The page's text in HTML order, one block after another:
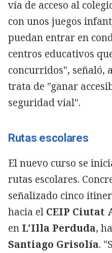
vía de acceso al
con unos juegos
puedan entrar en
centros educativos
concurridos", señaló,
trata de "ganar
seguridad vial".
Rutas escolares
El nuevo curso se
rutas escolares.
señalizado cinco
hacia el CEIP
en L'Illa Perduda,
Santiago Grisolía.